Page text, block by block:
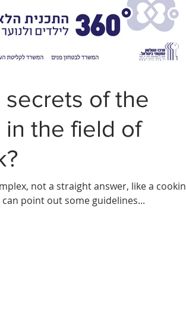
of the
the field of
not a straight answer, like a cooking
point out some guidelines...